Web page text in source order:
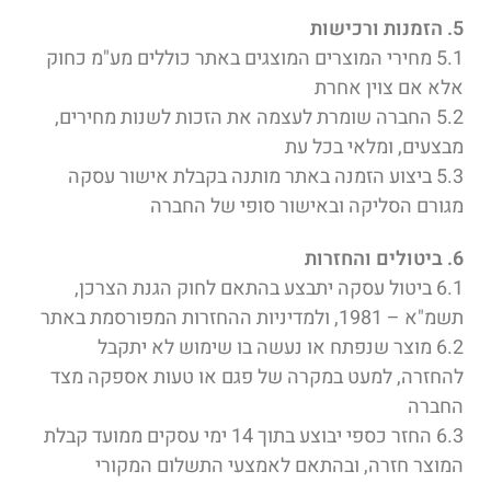
5. הזמנות ורכישות
5.1 מחירי המוצרים המוצגים באתר כוללים מע"מ כחוק
אלא אם צוין אחרת
5.2 החברה שומרת לעצמה את הזכות לשנות מחירים,
מבצעים, ומלאי בכל עת
5.3 ביצוע הזמנה באתר מותנה בקבלת אישור עסקה
מגורם הסליקה ובאישור סופי של החברה
6. ביטולים והחזרות
6.1 ביטול עסקה יתבצע בהתאם לחוק הגנת הצרכן,
תשמ"א – 1981, ולמדיניות ההחזרות המפורסמת באתר
6.2 מוצר שנפתח או נעשה בו שימוש לא יתקבל
להחזרה, למעט במקרה של פגם או טעות אספקה מצד
החברה
6.3 החזר כספי יבוצע בתוך 14 ימי עסקים ממועד קבלת
המוצר חזרה, ובהתאם לאמצעי התשלום המקורי